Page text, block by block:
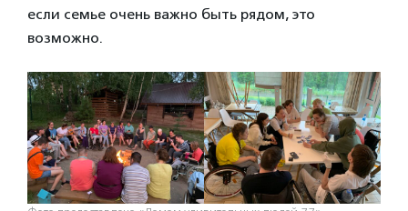
если семье очень важно быть рядом, это
возможно.